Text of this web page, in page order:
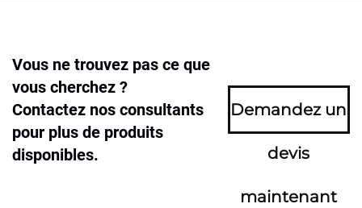
Vous ne trouvez pas ce que
vous cherchez ?
Contactez nos consultants
pour plus de produits
disponibles.
Demandez un
devis
maintenant